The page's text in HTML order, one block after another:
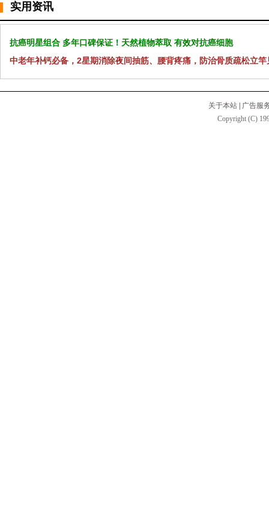
实用资讯
抗癌明星组合 多年口碑保证！天然植物萃取 有效对抗癌细胞
中老年补钙必备，2星期消除夜间抽筋、腰背疼痛，防治骨质疏松立竿
关于本站
广告服
Copyright (C)